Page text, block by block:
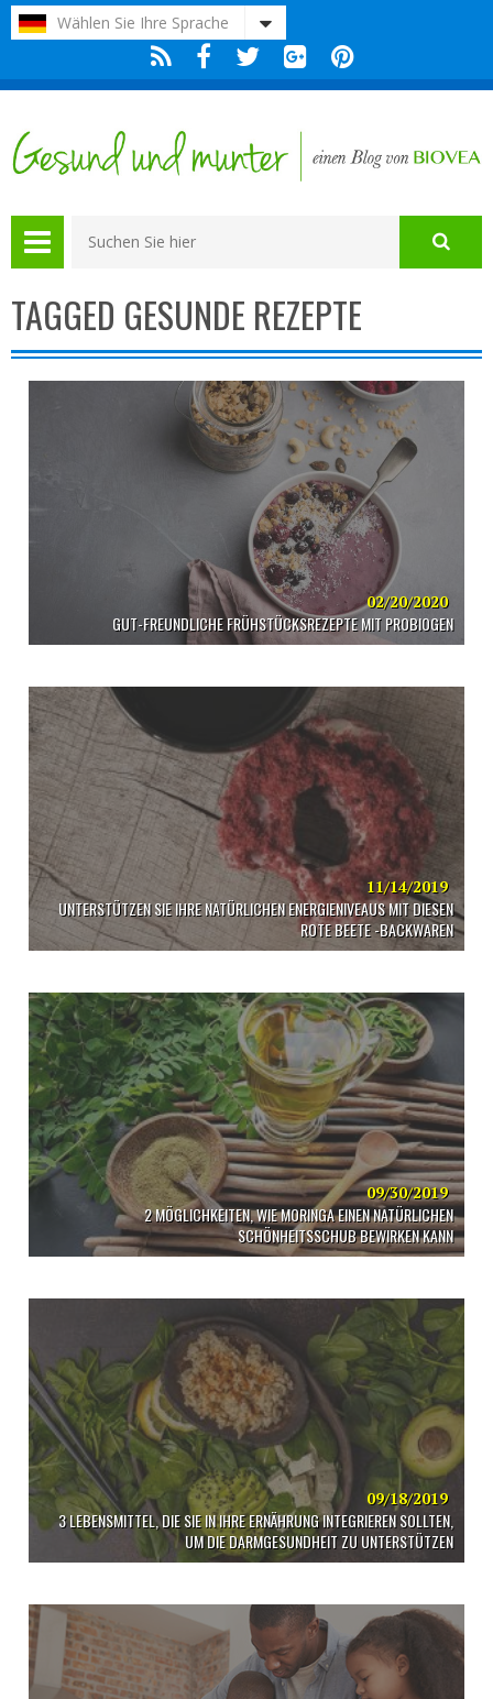
Bitte
beachten
Diese
enthält
ein
Barrierefreiheitssystem.
Wählen Sie Ihre Sprache
TAGGED GESUNDE REZEPTE
02/20/2020
GUT-FREUNDLICHE FRÜHSTÜCKSREZEPTE MIT PROBIOGEN
11/14/2019
UNTERSTÜTZEN SIE IHRE NATÜRLICHEN ENERGIENIVEAUS MIT DIESEN
ROTE BEETE -BACKWAREN
09/30/2019
2 MÖGLICHKEITEN, WIE MORINGA EINEN NATÜRLICHEN
SCHÖNHEITSSCHUB BEWIRKEN KANN
09/18/2019
3 LEBENSMITTEL, DIE SIE IN IHRE ERNÄHRUNG INTEGRIEREN SOLLTEN,
UM DIE DARMGESUNDHEIT ZU UNTERSTÜTZEN